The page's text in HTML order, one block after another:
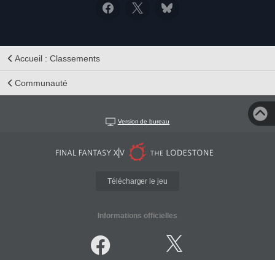
Accueil : Classements
Communauté
Version de bureau
Télécharger le jeu
Informations officielles